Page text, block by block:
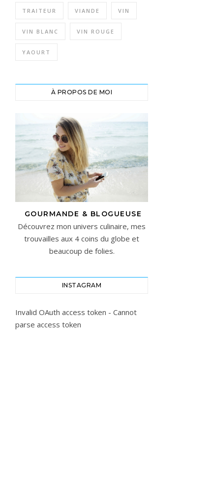
TRAITEUR VIANDE VIN
VIN BLANC VIN ROUGE
YAOURT
À PROPOS DE MOI
GOURMANDE & BLOGUEUSE
Découvrez mon univers culinaire, mes
trouvailles aux 4 coins du globe et
beaucoup de folies.
INSTAGRAM
Invalid OAuth access token - Cannot
parse access token